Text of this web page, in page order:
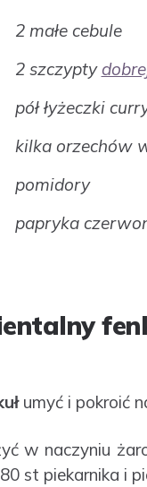
2 małe cebule
2 szczypty
pół łyżeczki
kilka orzechów
pomidory
papryka
umyć i pokroić
w naczyniu
st piekarnika i